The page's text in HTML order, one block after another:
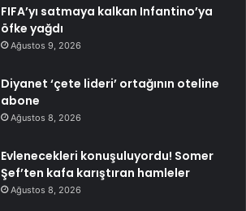
FIFA’yı satmaya kalkan Infantino’ya
öfke yağdı
Ağustos 9, 2026
Diyanet ‘çete lideri’ ortağının oteline
abone
Ağustos 8, 2026
Evlenecekleri konuşuluyordu! Somer
Şef’ten kafa karıştıran hamleler
Ağustos 8, 2026